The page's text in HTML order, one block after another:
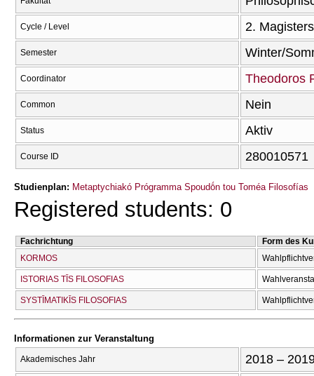
Cycle / Level 2.
Semester Winter/
Coordinator Theodoros
Common Nein
Status Aktiv
Course ID 280010571
Studienplan: Metaptychiakó Prógramma Spoudṓn tou Toméa Filosofías
Registered students: 0
Fachrichtung
Form des
KORMOS
ISTORIAS TĪS FILOSOFIAS
SYSTĪMATIKĪS FILOSOFIAS
Informationen zur Veranstaltung
Akademisches Jahr 2018 –